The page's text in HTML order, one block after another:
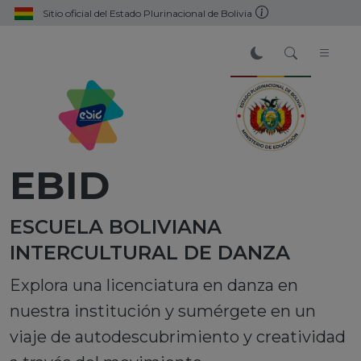
Sitio oficial del Estado Plurinacional de Bolivia
EBID
ESCUELA BOLIVIANA
INTERCULTURAL DE DANZA
Explora una licenciatura en danza en
nuestra institución y sumérgete en un
viaje de autodescubrimiento y creatividad